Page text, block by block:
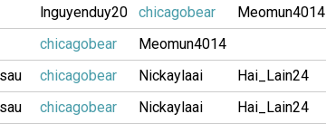
lnguyenduy20 chicagobear
Meomun4014
chicagobear
Meomun4014
chicagobear Nickaylaai
Hai_Lain24
chicagobear Nickaylaai
Hai_Lain24